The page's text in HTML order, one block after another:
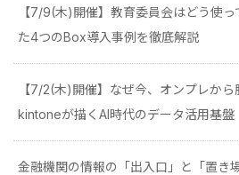
【7/9(木)開催】教育委員会はどう使
た4つのBox導入事例を徹底解説
【7/2(木)開催】なぜ今、オンプレか
kintoneが描くAI時代のデータ活用基盤
金融機関の情報の「出入口」と「置